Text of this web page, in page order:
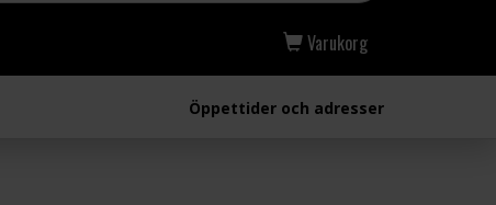
Varukorg
Öppettider och adresser